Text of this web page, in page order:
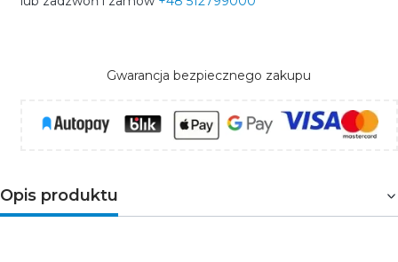
Gwarancja bezpiecznego zakupu
Opis produktu